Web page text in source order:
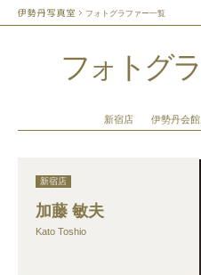
フォトグラファー一覧
フォトグ
新宿店 伊勢丹会
新宿店
加藤 敏夫
Kato Toshio